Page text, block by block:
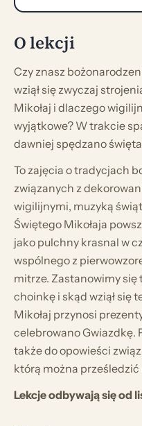
O lekcji
Czy znasz
wziął się zwyczaj
Mikołaj i dlaczego
wyjątkowe? W trakcie
dawniej spędzano
To zajęcia o tradycjach
związanych z
wigilijnymi, muzyką
Świętego Mikołaja
jako pulchny krasnal w
wspólnego z
mitrze. Zastanowimy się
choinkę i skąd wziął się
Mikołaj przynosi
celebrowano Gwiazdkę.
także do opowieści
którą można
Lekcje odbywają się od